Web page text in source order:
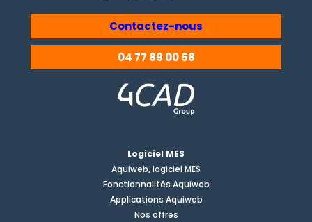
Contactez-nous
04 77 89 00 58
Logiciel MES
Aquiweb, logiciel MES
Fonctionnalités Aquiweb
Applications Aquiweb
Nos offres